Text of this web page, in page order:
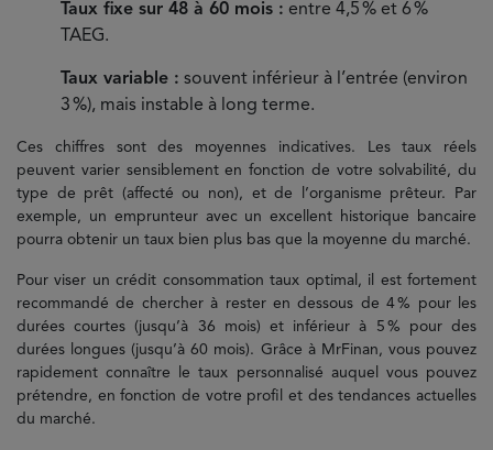
Taux fixe sur 48 à 60 mois : entre 4,5 % et 6 %
TAEG.
Taux variable : souvent inférieur à l’entrée (environ
3 %), mais instable à long terme.
Ces chiffres sont des moyennes indicatives. Les taux réels
peuvent varier sensiblement en fonction de votre solvabilité, du
type de prêt (affecté ou non), et de l’organisme prêteur. Par
exemple, un emprunteur avec un excellent historique bancaire
pourra obtenir un taux bien plus bas que la moyenne du marché.
Pour viser un crédit consommation taux optimal, il est fortement
recommandé de chercher à rester en dessous de 4 % pour les
durées courtes (jusqu’à 36 mois) et inférieur à 5 % pour des
durées longues (jusqu’à 60 mois). Grâce à MrFinan, vous pouvez
rapidement connaître le taux personnalisé auquel vous pouvez
prétendre, en fonction de votre profil et des tendances actuelles
du marché.